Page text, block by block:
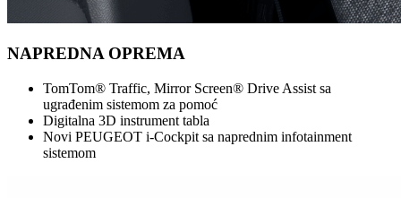
NAPREDNA OPREMA
TomTom® Traffic, Mirror Screen® Drive Assist sa
ugrađenim sistemom za pomoć
Digitalna 3D instrument tabla
Novi PEUGEOT i-Cockpit sa naprednim infotainment
sistemom